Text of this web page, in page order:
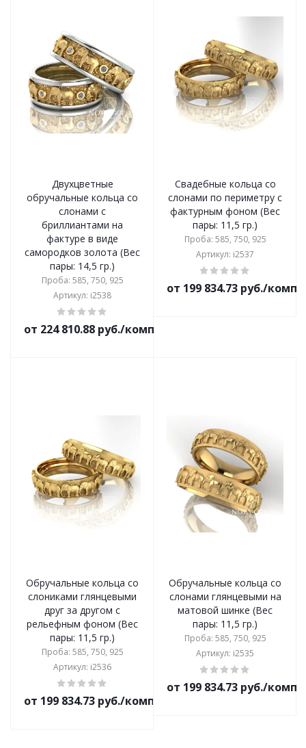
Двухцветные
обручальные кольца со
слонами с
бриллиантами на
фактуре в виде
самородков золота (Вес
пары: 14,5 гр.)
Проба: 585, 750, 925
Артикул: i2538
от 224 810.88 руб./комплект
Свадебные кольца со
слонами по периметру с
фактурным фоном (Вес
пары: 11,5 гр.)
Проба: 585, 750, 925
Артикул: i2537
от 199 834.73 руб./
Обручальные кольца со
слониками глянцевыми
друг за другом с
рельефным фоном (Вес
пары: 11,5 гр.)
Проба: 585, 750, 925
Артикул: i2536
от 199 834.73 руб./комплект
Обручальные кольца со
слонами глянцевыми на
матовой шинке (Вес
пары: 11,5 гр.)
Проба: 585, 750, 925
Артикул: i2535
от 199 834.73 руб./